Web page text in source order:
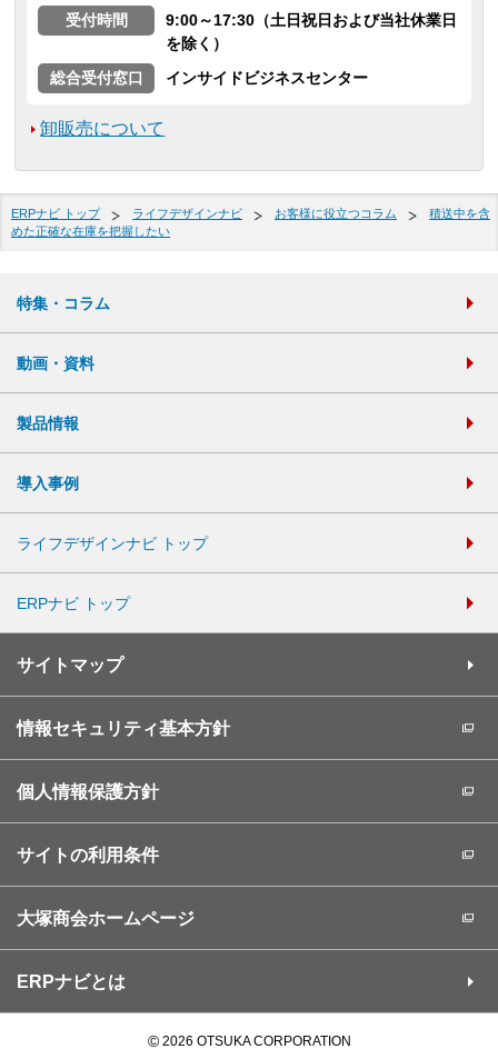
受付時間
9:00～17:30（土日祝日および当社休業日
を除く）
総合受付窓口
インサイドビジネスセンター
卸販売について
ERPナビ トップ ライフデザインナビ お客様に役立つコラム
積送中を含
めた正確な在庫を把握したい
特集・コラム
動画・資料
製品情報
導入事例
ライフデザインナビ トップ
ERPナビ トップ
サイトマップ
情報セキュリティ基本方針
個人情報保護方針
サイトの利用条件
大塚商会ホームページ
ERPナビとは
©2026 OTSUKA CORPORATION